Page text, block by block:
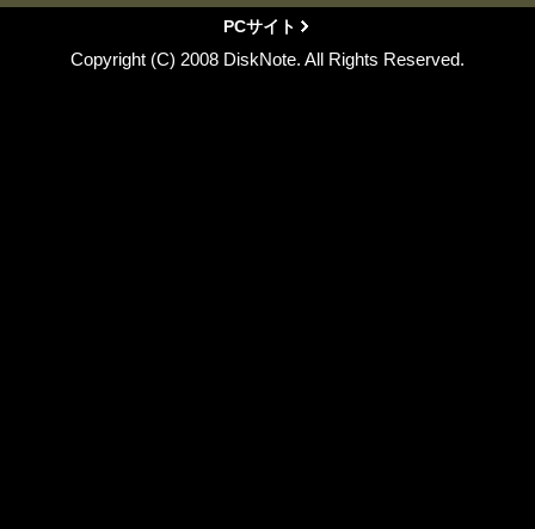
PCサイト
Copyright (C) 2008 DiskNote. All Rights Reserved.